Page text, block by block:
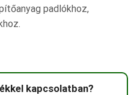
padlókhoz,
kapcsolatban?